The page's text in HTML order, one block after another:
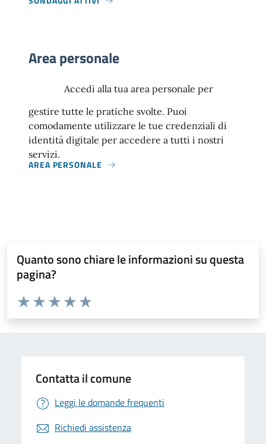
Area personale
Accedi alla tua area personale per
gestire tutte le pratiche svolte. Puoi
comodamente utilizzare le tue credenziali di
identità digitale per accedere a tutti i nostri
servizi.
AREA PERSONALE
Quanto sono chiare le informazioni su questa
pagina?
Valuta da 1 a 5 stelle la pagina
Valuta 5 stelle su 5
Valuta 4 stelle su 5
Valuta 3 stelle su 5
Valuta 2 stelle su 5
Valuta 1 stelle su 5
Contatta il comune
Leggi le domande frequenti
Richiedi assistenza